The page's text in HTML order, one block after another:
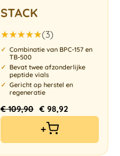
STACK
Gewaardeerd
5.00uit 5
(3)
Combinatie van BPC-157 en
TB-500
Bevat twee afzonderlijke
peptide vials
Gericht op herstel en
regeneratie
€109,90 € 98,92
+